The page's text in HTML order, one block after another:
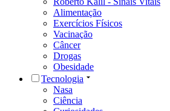
Alimentação
Exercícios Físicos
Vacinação
Câncer
Drogas
Obesidade
Tecnologia
Nasa
Ciência